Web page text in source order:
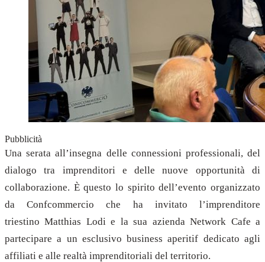
Pubblicità
Una serata all’insegna delle connessioni professionali, del
dialogo tra imprenditori e delle nuove opportunità di
collaborazione. È questo lo spirito dell’evento organizzato
da Confcommercio che ha invitato l’imprenditore
triestino Matthias Lodi e la sua azienda Network Cafe a
partecipare a un esclusivo business aperitif dedicato agli
affiliati e alle realtà imprenditoriali del territorio.